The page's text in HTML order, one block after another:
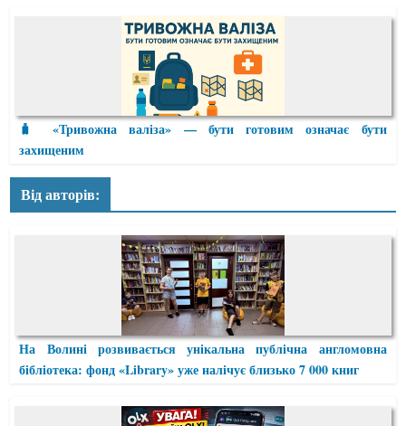
🧳 «Тривожна валіза» — бути готовим означає бути
захищеним
Від авторів:
На Волині розвивається унікальна публічна англомовна
бібліотека: фонд «Library» уже налічує близько 7 000 книг